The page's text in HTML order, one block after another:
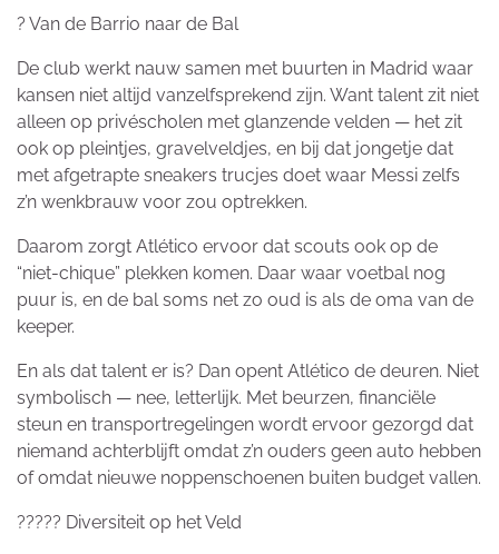
?️ Van de Barrio naar de Bal
De club werkt nauw samen met buurten in Madrid waar
kansen niet altijd vanzelfsprekend zijn. Want talent zit niet
alleen op privéscholen met glanzende velden — het zit
ook op pleintjes, gravelveldjes, en bij dat jongetje dat
met afgetrapte sneakers trucjes doet waar Messi zelfs
z’n wenkbrauw voor zou optrekken.
Daarom zorgt Atlético ervoor dat scouts ook op de
“niet-chique” plekken komen. Daar waar voetbal nog
puur is, en de bal soms net zo oud is als de oma van de
keeper.
En als dat talent er is? Dan opent Atlético de deuren. Niet
symbolisch — nee, letterlijk. Met beurzen, financiële
steun en transportregelingen wordt ervoor gezorgd dat
niemand achterblijft omdat z’n ouders geen auto hebben
of omdat nieuwe noppenschoenen buiten budget vallen.
????? Diversiteit op het Veld